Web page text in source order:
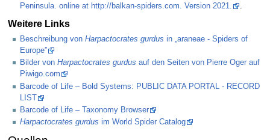
Peninsula. online at http://balkan-spiders.com. Version 2021.
.
Weitere Links
Beschreibung von Harpactocrates gurdus in „araneae - Spiders of
Europe”
Bilder von Harpactocrates gurdus auf den Seiten von Pierre Oger auf
Piwigo.com
Barcode of Life – Bold Systems: PUBLIC DATA PORTAL - RECORD
LIST
Barcode of Life – Taxonomy Browser
Harpactocrates gurdus im World Spider Catalog